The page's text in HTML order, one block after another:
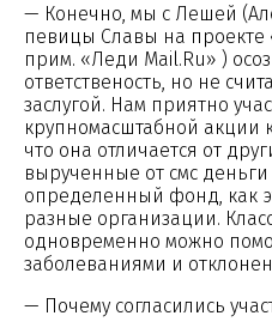
— Конечно, мы с Лешей
певицы Славы на проекте
прим. «Леди Mail.Ru» )
ответственость, но не
заслугой. Нам приятно
крупномасштабной акции
что она отличается от
вырученные от смс
определенный фонд, как
разные организации.
одновременно можно
заболеваниями и
— Почему согласились